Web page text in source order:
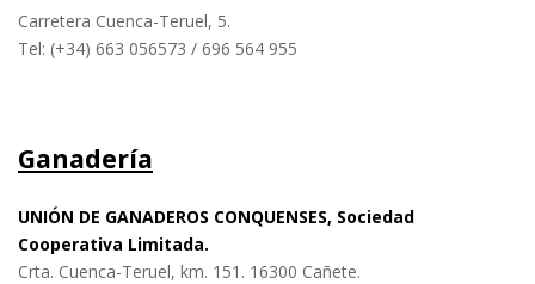
Carretera Cuenca-Teruel, 5.
Tel: (+34) 663 056573 / 696 564 955
Ganadería
UNIÓN DE GANADEROS CONQUENSES, Sociedad
Cooperativa Limitada.
Crta. Cuenca-Teruel, km. 151. 16300 Cañete.